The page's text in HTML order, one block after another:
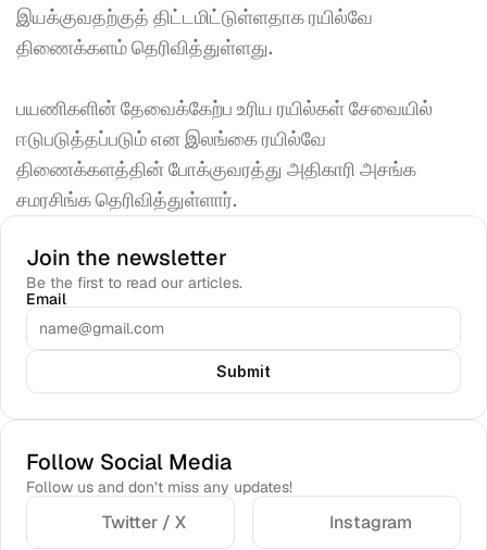
இயக்குவதற்குத் திட்டமிட்டுள்ளதாக ரயில்வே
திணைக்களம் தெரிவித்துள்ளது.
பயணிகளின் தேவைக்கேற்ப உரிய ரயில்கள் சேவையில்
ஈடுபடுத்தப்படும் என இலங்கை ரயில்வே
திணைக்களத்தின் போக்குவரத்து அதிகாரி அசங்க
சமரசிங்க தெரிவித்துள்ளார்.
Join the newsletter
Be the first to read our articles.
Email
Submit
Follow Social Media
Follow us and don’t miss any updates!
Twitter / X Instagram